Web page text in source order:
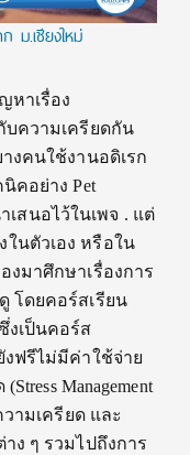
ม.เชียงใหม่
หาเรื่อง
บความเครียดกัน
งคนใช้งานอดิเรก
คอย่าง Pet
ำเสนอไว้ในเพจ . แต่
นตัวเอง หรือใน
งมาศึกษาเรื่องการ
โดยคอร์สเรียน
งเป็นคอร์ส
งฟรีไม่มีค่าใช้จ่าย
Management
ามเครียด และ
ง ๆ รวมไปถึงการ